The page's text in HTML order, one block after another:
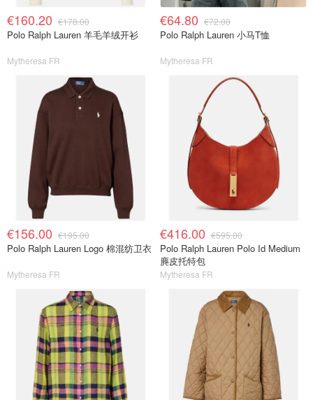
€160.20 €178.00
Polo Ralph Lauren 羊毛羊绒开衫
Mytheresa FR
€64.80 €72.00
Polo Ralph Lauren 小马T恤
Mytheresa FR
€156.00 €195.00
Polo Ralph Lauren Logo 棉混纺卫衣
Mytheresa FR
€416.00 €595.00
Polo Ralph Lauren Polo Id Medium
麂皮托特包
Mytheresa FR